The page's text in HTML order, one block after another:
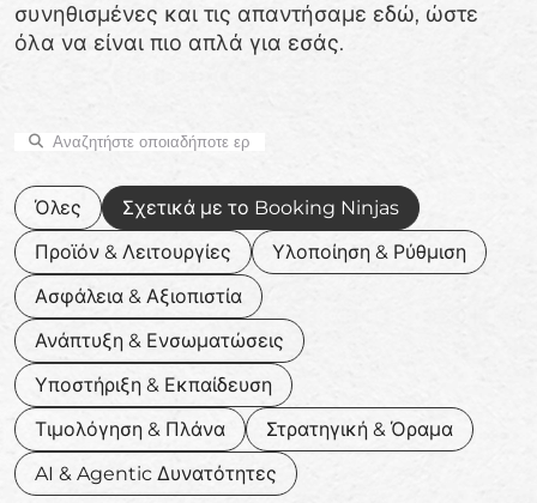
συνηθισμένες και τις απαντήσαμε εδώ, ώστε
όλα να είναι πιο απλά για εσάς.
Όλες
Σχετικά με το Booking Ninjas
Προϊόν & Λειτουργίες
Υλοποίηση & Ρύθμιση
Ασφάλεια & Αξιοπιστία
Ανάπτυξη & Ενσωματώσεις
Υποστήριξη & Εκπαίδευση
Τιμολόγηση & Πλάνα
Στρατηγική & Όραμα
AI & Agentic Δυνατότητες